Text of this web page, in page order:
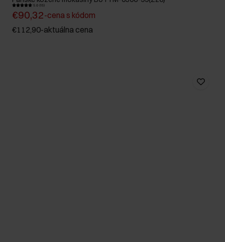
5.0 (15)
€90,32-cena s kódom
€112,90-aktuálna cena